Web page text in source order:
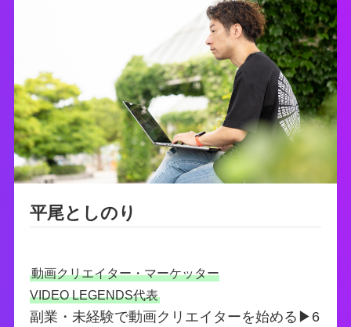
平尾としのり
動画クリエイター・マーケッター
VIDEO LEGENDS代表
副業・未経験で動画クリエイターを始める▶︎6